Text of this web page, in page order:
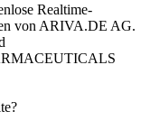
Realtime-
von ARIVA.DE AG.